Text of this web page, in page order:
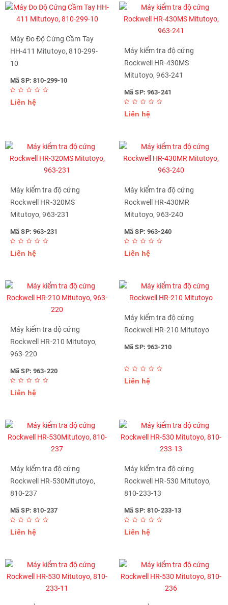
Máy Đo Độ Cứng Cầm Tay
HH-411 Mitutoyo, 810-299-
10
Mã SP: 810-299-10
Liên hệ
Máy kiểm tra độ cứng
Rockwell HR-430MS
Mitutoyo, 963-241
Mã SP: 963-241
Liên hệ
Máy kiểm tra độ cứng
Rockwell HR-320MS
Mitutoyo, 963-231
Mã SP: 963-231
Liên hệ
Máy kiểm tra độ cứng
Rockwell HR-430MR
Mitutoyo, 963-240
Mã SP: 963-240
Liên hệ
Máy kiểm tra độ cứng
Rockwell HR-210 Mitutoyo,
963-220
Mã SP: 963-220
Liên hệ
Máy kiểm tra độ cứng
Rockwell HR-210 Mitutoyo
Mã SP: 963-210
Liên hệ
Máy kiểm tra độ cứng
Rockwell HR-530Mitutoyo,
810-237
Mã SP: 810-237
Liên hệ
Máy kiểm tra độ cứng
Rockwell HR-530 Mitutoyo,
810-233-13
Mã SP: 810-233-13
Liên hệ